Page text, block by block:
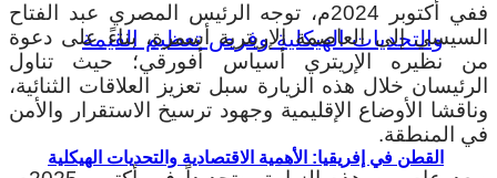
القطن في إفريقيا: الأهمية الاقتصادية والتحديات الهيكلية
ففي أكتوبر 2024م، توجه الرئيس المصري عبد الفتاح
السيسي إلى العاصمة الإريترية أسمرة، بناءً على دعوة
من نظيره الإريتري أسياس أفورقي؛ حيث تناول
الرئيسان خلال هذه الزيارة سبل تعزيز العلاقات الثنائية،
وناقشا الأوضاع الإقليمية وجهود ترسيخ الاستقرار والأمن
في المنطقة.